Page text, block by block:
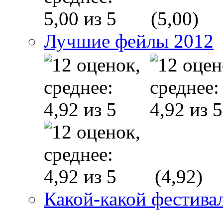
(5,00)
Лучшие фейлы 2012
(4,92)
Какой-какой